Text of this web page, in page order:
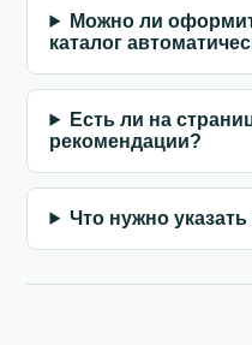
Можно ли
каталог
Есть ли на
рекомендации?
Что нужно указать